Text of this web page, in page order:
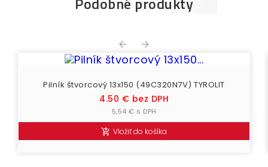
 
Pilník štvorcový 13x150 (49C320N7V) TYROLIT
Cena
4.50 € bez DPH
5,54 € s DPH
 Vložiť do košíka